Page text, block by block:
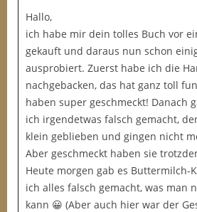
Hallo,
ich habe mir dein tolles Buch vor
gekauft und daraus nun schon
ausprobiert. Zuerst habe ich die
nachgebacken, das hat ganz toll
haben super geschmeckt! Danach
ich irgendetwas falsch gemacht,
klein geblieben und gingen nicht
Aber geschmeckt haben sie
Heute morgen gab es Buttermilch-
ich alles falsch gemacht, was man
kann 😀 (Aber auch hier war der